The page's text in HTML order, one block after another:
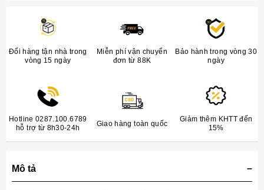
Đổi hàng tận nhà trong
vòng 15 ngày
Miễn phí vận chuyển
đơn từ 88K
Bảo hành trong vòng 30
ngày
Hotline 0287.100.6789
hỗ trợ từ 8h30-24h
Giao hàng toàn quốc
Giảm thêm KHTT đến
15%
Mô tả